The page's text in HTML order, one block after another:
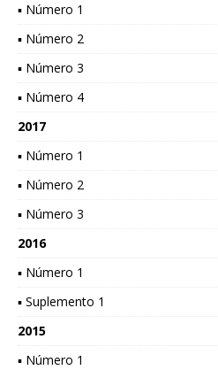
▪ Número 1
▪ Número 2
▪ Número 3
▪ Número 4
2017
▪ Número 1
▪ Número 2
▪ Número 3
2016
▪ Número 1
▪ Suplemento 1
2015
▪ Número 1